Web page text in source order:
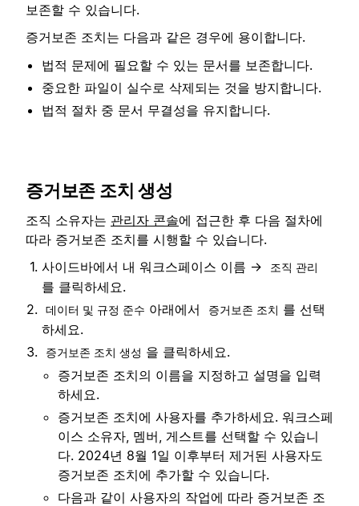
보존할 수 있습니다.
증거보존 조치는 다음과 같은 경우에 용이합니다.
법적 문제에 필요할 수 있는 문서를 보존합니다.
중요한 파일이 실수로 삭제되는 것을 방지합니다.
법적 절차 중 문서 무결성을 유지합니다.
증거보존 조치 생성
조직 소유자는 관리자 콘솔에 접근한 후 다음 절차에
따라 증거보존 조치를 시행할 수 있습니다.
사이드바에서 내 워크스페이스 이름 →
조직 관리
를 클릭하세요.
데이터 및 규정 준수 아래에서 증거보존 조치 를 선택
하세요.
증거보존 조치 생성 을 클릭하세요.
증거보존 조치의 이름을 지정하고 설명을 입력
하세요.
증거보존 조치에 사용자를 추가하세요. 워크스페
이스 소유자, 멤버, 게스트를 선택할 수 있습니
다. 2024년 8월 1일 이후부터 제거된 사용자도
증거보존 조치에 추가할 수 있습니다.
다음과 같이 사용자의 작업에 따라 증거보존 조